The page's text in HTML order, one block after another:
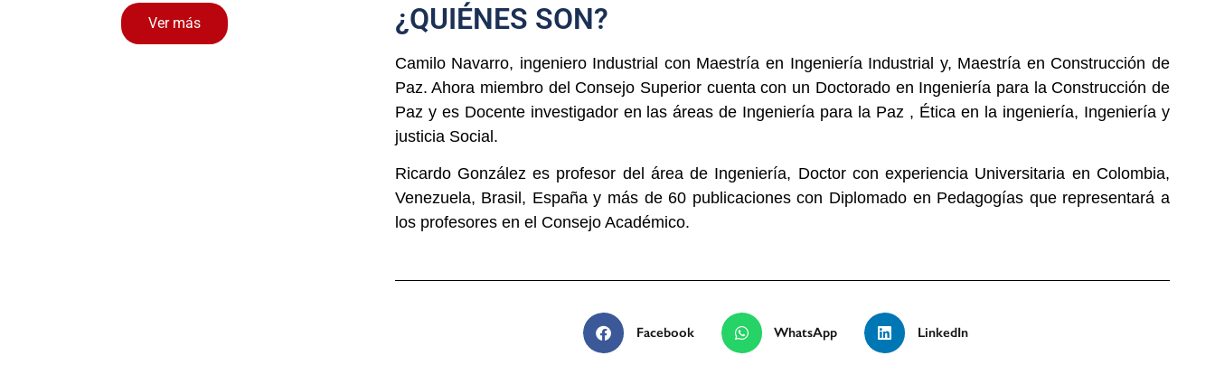
Ver más ¿QUIÉNES SON?
Camilo Navarro, ingeniero Industrial con Maestría en Ingeniería Industrial y, Maestría en Construcción de
Paz. Ahora miembro del Consejo Superior cuenta con un Doctorado en Ingeniería para la Construcción de
Paz y es Docente investigador en las áreas de Ingeniería para la Paz , Ética en la ingeniería, Ingeniería y
justicia Social.
Ricardo González es profesor del área de Ingeniería, Doctor con experiencia Universitaria en Colombia,
Venezuela, Brasil, España y más de 60 publicaciones con Diplomado en Pedagogías que representará a
los profesores en el Consejo Académico.
Facebook WhatsApp LinkedIn